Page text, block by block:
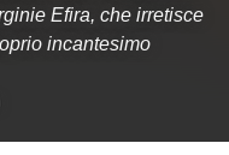
Efira, che irretisce
incantesimo